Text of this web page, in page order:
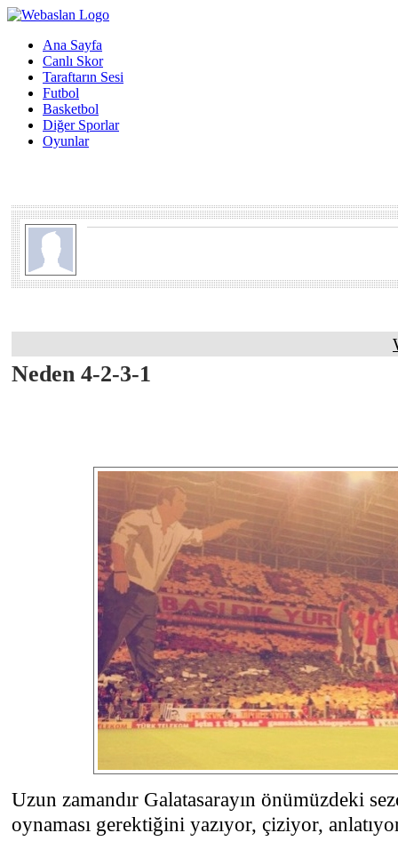
Ana Sayfa
Canlı Skor
Taraftarın Sesi
Futbol
Basketbol
Diğer Sporlar
Oyunlar
Neden 4-2-3-1
Uzun zamandır Galatasarayın önümüzdeki
oynaması gerektiğini yazıyor, çiziyor,